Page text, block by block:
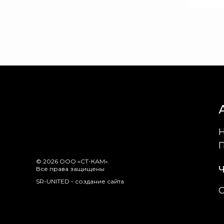
© 2026 ООО «СТ-КАМ».
Все права защищены
SR-UNITED - создание сайта